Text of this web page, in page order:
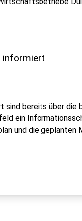
informiert
sind bereits über
ein
und die geplanten